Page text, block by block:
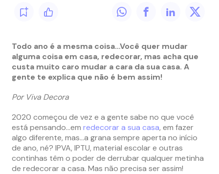
Todo ano é a mesma coisa…Você quer mudar
alguma coisa em casa, redecorar, mas acha que
custa muito caro mudar a cara da sua casa. A
gente te explica que não é bem assim!
Por Viva Decora
2020 começou de vez e a gente sabe no que você
está pensando…em redecorar a sua casa, em fazer
algo diferente, mas…a grana sempre aperta no início
de ano, né? IPVA, IPTU, material escolar e outras
continhas têm o poder de derrubar qualquer metinha
de redecorar a casa. Mas não precisa ser assim!